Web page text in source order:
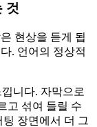
것
현상을 듣게 됩
. 언어의 정상적
니다. 자막으로
고 섞여 들릴 수
장면에서 더 그